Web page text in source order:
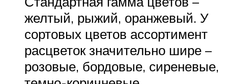
желтый, рыжий, оранжевый. У
сортовых цветов ассортимент
расцветок значительно шире –
розовые, бордовые, сиреневые,